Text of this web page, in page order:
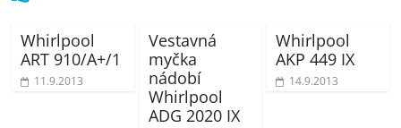
Whirlpool
ART 910/A+/1
11.9.2013
Vestavná
myčka
nádobí
Whirlpool
ADG 2020 IX
Whirlpool
AKP 449 IX
14.9.2013